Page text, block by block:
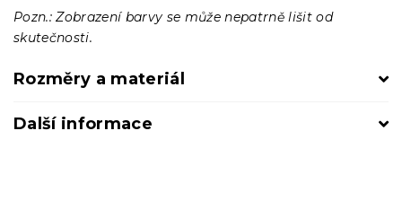
Pozn.: Zobrazení barvy se může nepatrně lišit od
skutečnosti.
Rozměry a materiál
Další informace